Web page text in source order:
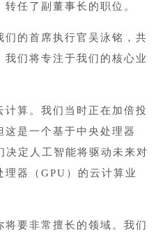
任了副董事长的职位。
的首席执行官吴泳铭，共
我们将专注于我们的核心业
算。我们当时正在加倍投
这是一个基于中央处理器
决定人工智能将驱动未来对
器（GPU）的云计算业
要非常擅长的领域。我们